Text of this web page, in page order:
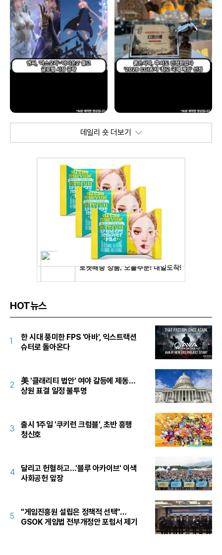
데일리 숏 더보기
HOT뉴스
1
한 시대 풍미한 FPS '아바', 익스트랙션
슈터로 돌아온다
2
美 '클래리티 법안' 여야 갈등에 제동…
상원 표결 일정 불투명
3
출시 1주일 '쿠키런 크럼블', 초반 흥행
청신호
4
달리고 헌혈하고…'블루 아카이브' 이색
사회공헌 앞장
5
"게임진흥원 설립은 정책적 선택"…
GSOK 게임법 전부개정안 포럼서 제기